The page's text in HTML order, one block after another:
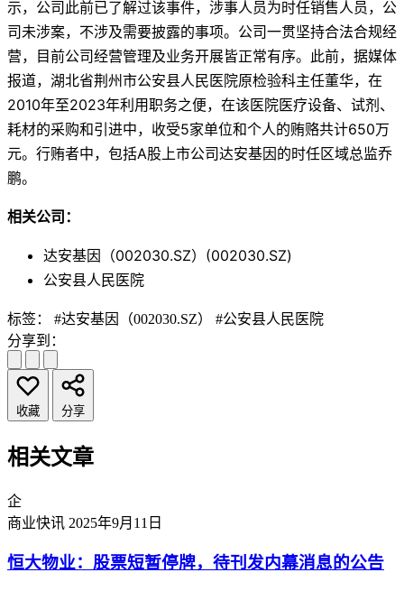
示，公司此前已了解过该事件，涉事人员为时任销售人员，公
司未涉案，不涉及需要披露的事项。公司一贯坚持合法合规经
营，目前公司经营管理及业务开展皆正常有序。此前，据媒体
报道，湖北省荆州市公安县人民医院原检验科主任董华，在
2010年至2023年利用职务之便，在该医院医疗设备、试剂、
耗材的采购和引进中，收受5家单位和个人的贿赂共计650万
元。行贿者中，包括A股上市公司达安基因的时任区域总监乔
鹏。
相关公司：
达安基因（002030.SZ）(002030.SZ)
公安县人民医院
标签： #达安基因（002030.SZ） #公安县人民医院
分享到：
收藏 分享
相关文章
企
商业快讯 2025年9月11日
恒大物业：股票短暂停牌，待刊发内幕消息的公告